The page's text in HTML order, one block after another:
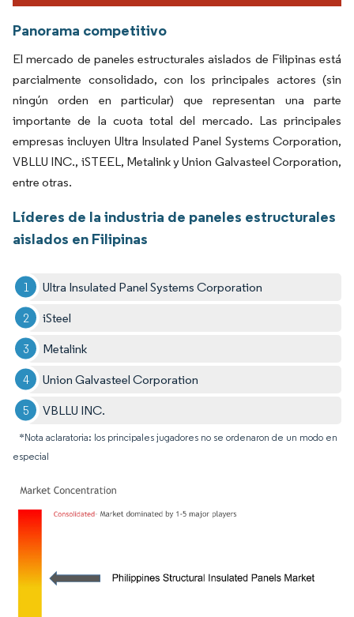
Panorama competitivo
El mercado de paneles estructurales aislados de Filipinas está
parcialmente consolidado, con los principales actores (sin
ningún orden en particular) que representan una parte
importante de la cuota total del mercado. Las principales
empresas incluyen Ultra Insulated Panel Systems Corporation,
VBLLU INC., iSTEEL, Metalink y Union Galvasteel Corporation,
entre otras.
Líderes de la industria de paneles estructurales
aislados en Filipinas
Ultra Insulated Panel Systems Corporation
iSteel
Metalink
Union Galvasteel Corporation
VBLLU INC.
*Nota aclaratoria: los principales jugadores no se ordenaron de un modo en
especial